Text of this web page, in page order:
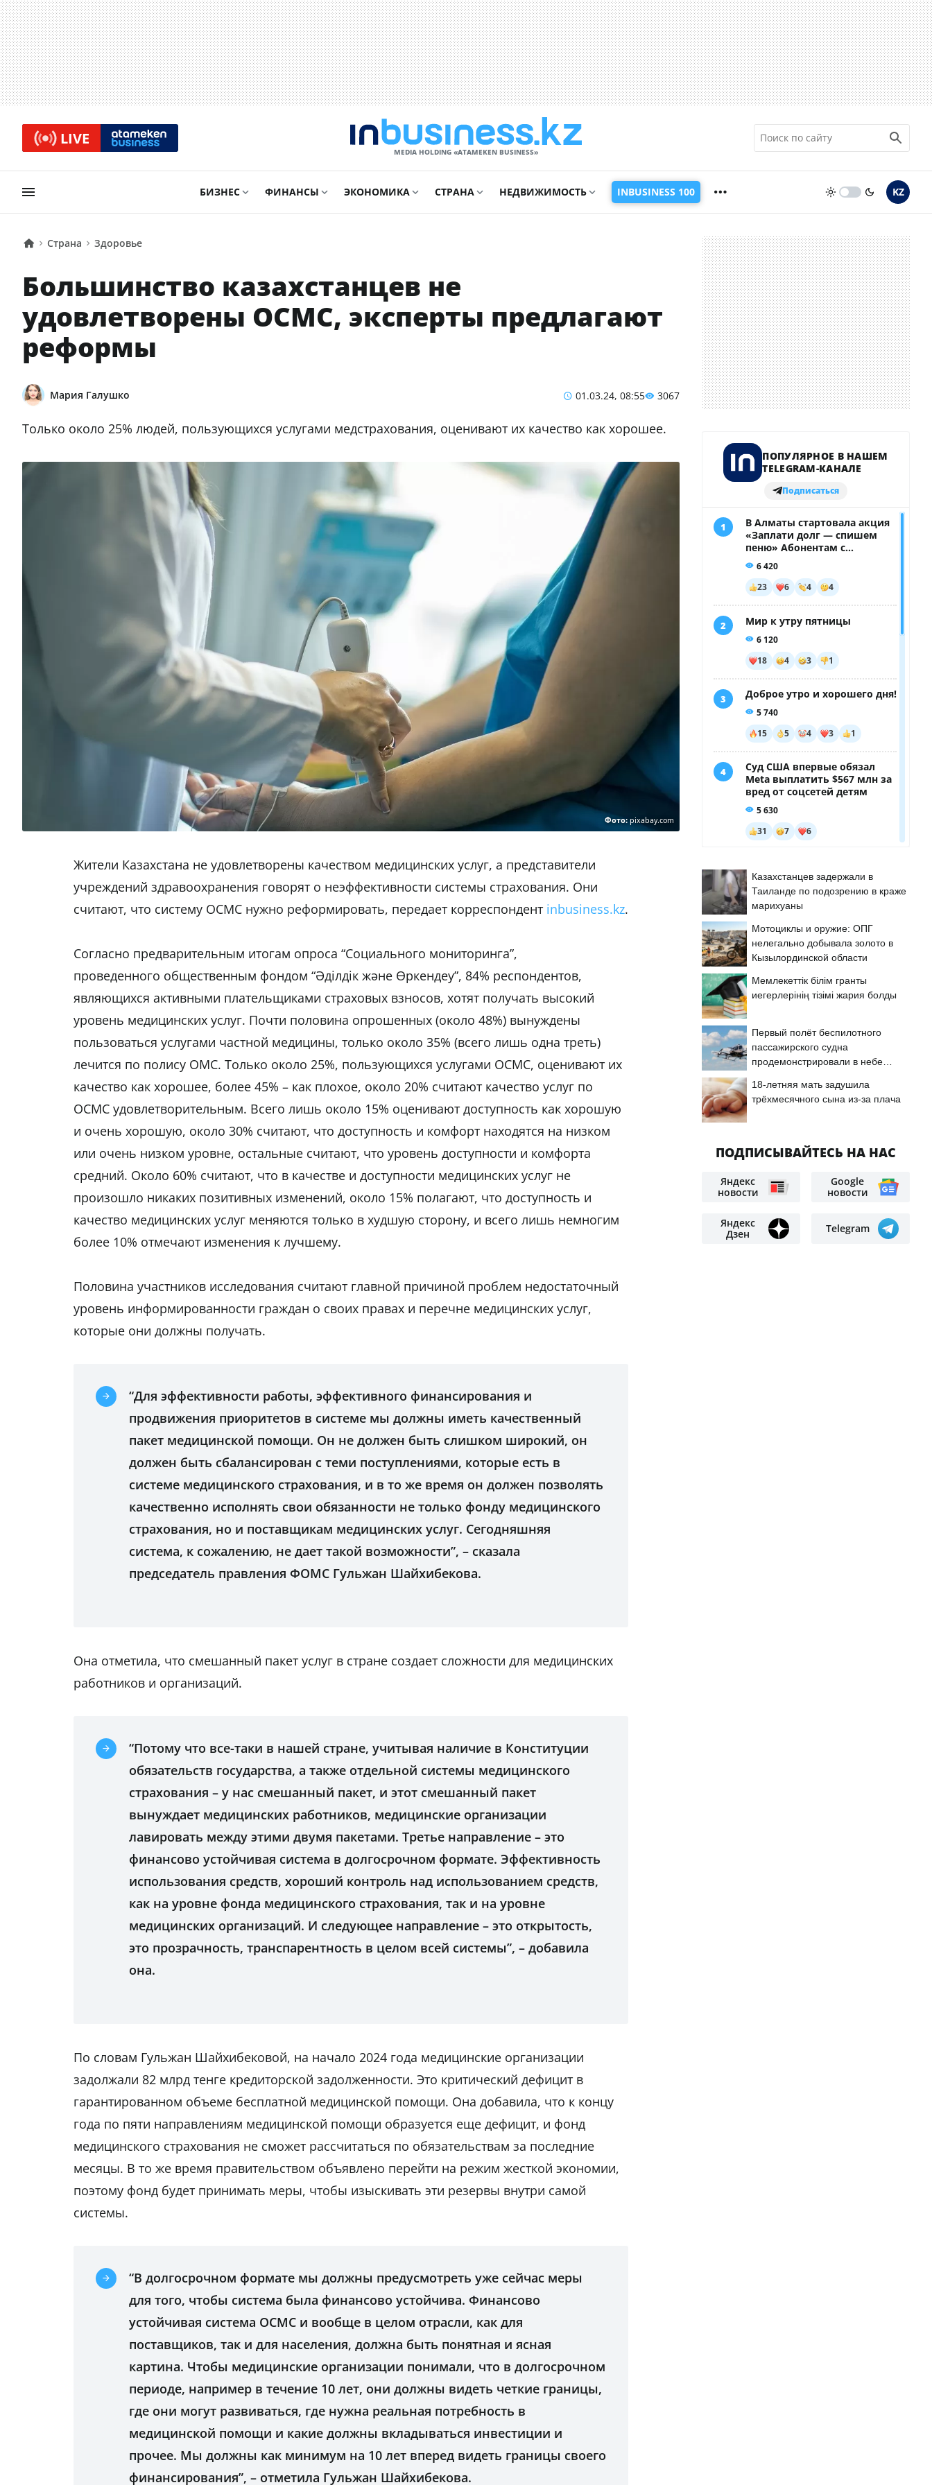
LIVE
MEDIA HOLDING «ATAMEKЕN BUSINESS»
БИЗНЕС ФИНАНСЫ ЭКОНОМИКА СТРАНА НЕДВИЖИМОСТЬ INBUSINESS 100 KZ
Страна Здоровье
Большинство казахстанцев не
удовлетворены ОСМС, эксперты предлагают
реформы
Мария Галушко 01.03.24, 08:55 3067
​Только около 25% людей, пользующихся услугами медстрахования, оценивают их качество как хорошее.
Фото:pixabay.com
Жители Казахстана не удовлетворены качеством медицинских услуг, а представители
учреждений здравоохранения говорят о неэффективности системы страхования. Они
считают, что систему ОСМС нужно реформировать, передает корреспондент inbusiness.kz.
Согласно предварительным итогам опроса “Социального мониторинга”,
проведенного общественным фондом “Әділдік және Өркендеу”, 84% респондентов,
являющихся активными плательщиками страховых взносов, хотят получать высокий
уровень медицинских услуг. Почти половина опрошенных (около 48%) вынуждены
пользоваться услугами частной медицины, только около 35% (всего лишь одна треть)
лечится по полису ОМС. Только около 25%, пользующихся услугами ОСМС, оценивают их
качество как хорошее, более 45% – как плохое, около 20% считают качество услуг по
ОСМС удовлетворительным. Всего лишь около 15% оценивают доступность как хорошую
и очень хорошую, около 30% считают, что доступность и комфорт находятся на низком
или очень низком уровне, остальные считают, что уровень доступности и комфорта
средний. Около 60% считают, что в качестве и доступности медицинских услуг не
произошло никаких позитивных изменений, около 15% полагают, что доступность и
качество медицинских услуг меняются только в худшую сторону, и всего лишь немногим
более 10% отмечают изменения к лучшему.
Половина участников исследования считают главной причиной проблем недостаточный
уровень информированности граждан о своих правах и перечне медицинских услуг,
которые они должны получать.
“Для эффективности работы, эффективного финансирования и
продвижения приоритетов в системе мы должны иметь качественный
пакет медицинской помощи. Он не должен быть слишком широкий, он
должен быть сбалансирован с теми поступлениями, которые есть в
системе медицинского страхования, и в то же время он должен позволять
качественно исполнять свои обязанности не только фонду медицинского
страхования, но и поставщикам медицинских услуг. Сегодняшняя
система, к сожалению, не дает такой возможности”, – сказала
председатель правления ФОМС Гульжан Шайхибекова.
Она отметила, что смешанный пакет услуг в стране создает сложности для медицинских
работников и организаций.
“Потому что все-таки в нашей стране, учитывая наличие в Конституции
обязательств государства, а также отдельной системы медицинского
страхования – у нас смешанный пакет, и этот смешанный пакет
вынуждает медицинских работников, медицинские организации
лавировать между этими двумя пакетами. Третье направление – это
финансово устойчивая система в долгосрочном формате. Эффективность
использования средств, хороший контроль над использованием средств,
как на уровне фонда медицинского страхования, так и на уровне
медицинских организаций. И следующее направление – это открытость,
это прозрачность, транспарентность в целом всей системы”, – добавила
она.
По словам Гульжан Шайхибековой, на начало 2024 года медицинские организации
задолжали 82 млрд тенге кредиторской задолженности. Это критический дефицит в
гарантированном объеме бесплатной медицинской помощи. Она добавила, что к концу
года по пяти направлениям медицинской помощи образуется еще дефицит, и фонд
медицинского страхования не сможет рассчитаться по обязательствам за последние
месяцы. В то же время правительством объявлено перейти на режим жесткой экономии,
поэтому фонд будет принимать меры, чтобы изыскивать эти резервы внутри самой
системы.
“В долгосрочном формате мы должны предусмотреть уже сейчас меры
для того, чтобы система была финансово устойчива. Финансово
устойчивая система ОСМС и вообще в целом отрасли, как для
поставщиков, так и для населения, должна быть понятная и ясная
картина. Чтобы медицинские организации понимали, что в долгосрочном
периоде, например в течение 10 лет, они должны видеть четкие границы,
где они могут развиваться, где нужна реальная потребность в
медицинской помощи и какие должны вкладываться инвестиции и
прочее. Мы должны как минимум на 10 лет вперед видеть границы своего
финансирования”, – отметила Гульжан Шайхибекова.
Казахстанцев задержали в
Таиланде по подозрению в краже
марихуаны
Мотоциклы и оружие: ОПГ
нелегально добывала золото в
Кызылординской области
Мемлекеттік білім гранты
иегерлерінің тізімі жария болды
Первый полёт беспилотного
пассажирского судна
продемонстрировали в небе
18-летняя мать задушила
трёхмесячного сына из-за плача
ПОДПИСЫВАЙТЕСЬ НА НАС
Яндекс
новости
Google
новости
Яндекс
Дзен
Telegram